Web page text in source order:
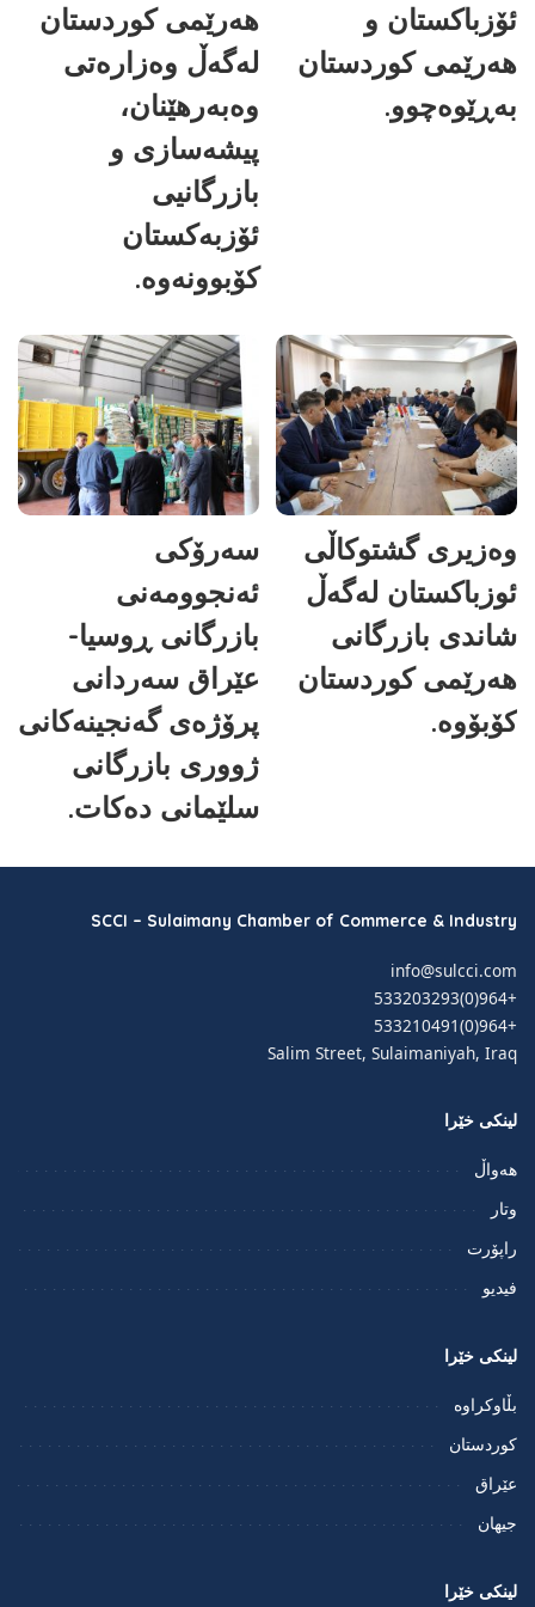
ئۆزباکستان و
هەرێمی کوردستان
بەڕێوەچوو.
هەرێمی کوردستان
لەگەڵ وەزارەتی
وەبەرهێنان،
پیشەسازی و
بازرگانیی
ئۆزبەکستان
کۆبوونەوە.
وەزیری گشتوکاڵی
ئوزباکستان لەگەڵ
شاندی بازرگانی
هەرێمی کوردستان
کۆبۆوە.
سەرۆکی
ئەنجوومەنی
بازرگانی ڕوسیا-
عێراق سەردانی
پرۆژەی گەنجینەکانی
ژووری بازرگانی
سلێمانی دەکات.
SCCI – Sulaimany Chamber of Commerce & Industry
info@sulcci.com
+964(0)533203293
+964(0)533210491
Salim Street, Sulaimaniyah, Iraq
لینکی خێرا
هەواڵ
وتار
راپۆرت
فيديو
لینکی خێرا
بڵاوکراوە
کوردستان
عێراق
جیهان
لینکی خێرا